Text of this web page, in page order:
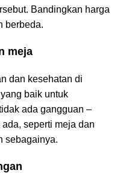
Bandingkan harga
berbeda.
meja
dan kesehatan di
baik untuk
ada gangguan –
seperti meja dan
sebagainya.